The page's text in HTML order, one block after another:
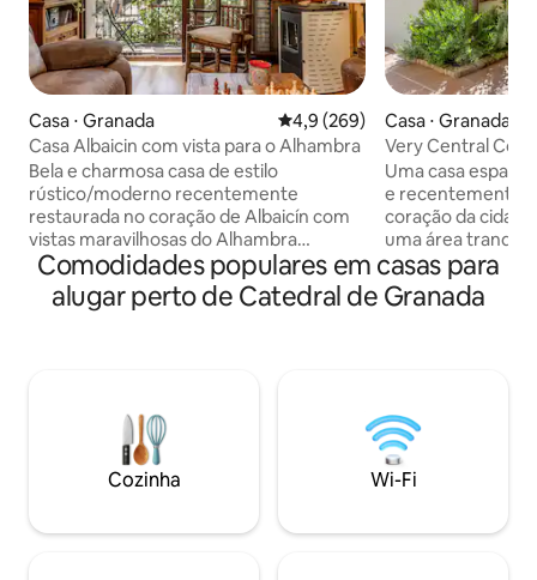
Casa ⋅ Granada 4,9 de uma avaliação média de
4,9 (269)
Casa Albaicin com vista para o Alhambra
Bela e charmosa casa de estilo
rústico/moderno recentemente
restaurada no coração de Albaicín com
vistas maravilhosas do Alhambra
Distribuído em três andares: no último
andar, desfrutaremos da sala de estar
lindamente decorada com suas duas
totalmente equipada e fica no primeiro
andar. O quarto (espaçoso e único) está
localizado no andar de baixo, assim
como o banheiro.
Casa ⋅ Granada
Very Central
Uma casa
e recentemente
coração da
uma área
curta distância
Granada tem a
Alhambra, a
alojamento
numa
Comodidades populares em casas para
alugar perto de Catedral de Granada
Cozinha Wi-Fi